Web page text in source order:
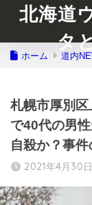
北海道
タ
ホーム 道内
札幌市厚別
で40代の男
自殺か？事件
2021年4月30日